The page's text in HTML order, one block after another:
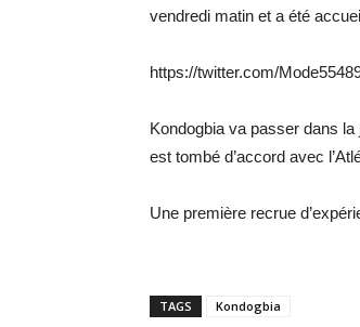
vendredi matin et a été
https://twitter.com/
Kondogbia va passer dans la
est tombé d’accord avec
Une première recrue
TAGS Kondogbia